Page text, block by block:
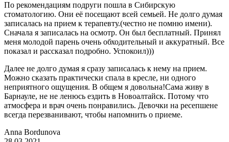
По рекомендациям подруги пошла в Сибирскую
стоматологию. Они её посещают всей семьей. Не долго думая
записалась на прием к терапевту.(честно не помню имени).
Сначала я записалась на осмотр. Он был бесплатный. Принял
меня молодой парень очень обходительный и аккуратный. Все
показал и рассказал подробно. Успокоил)))
Далее не долго думая я сразу записалась к нему на прием.
Можно сказать практически спала в кресле, ни одного
неприятного ощущения. В общем я довольна!Сама живу в
Барнауле, не не ленюсь ездить в Новоалтайск. Потому что
атмосфера и врач очень понравились. Девочки на ресепшене
всегда перезванивают, чтобы напомнить о приеме.
Anna Bordunova